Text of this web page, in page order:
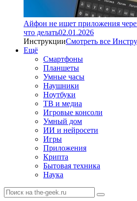
Айфон не ищет приложения
что делать02.01.2026
ИнструкцииСмотреть все
Ещё
Смартфоны
Планшеты
Умные часы
Наушники
Ноутбуки
ТВ и медиа
Игровые консоли
Умный дом
ИИ и нейросети
Игры
Приложения
Крипта
Бытовая техника
Наука